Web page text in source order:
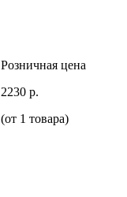
Розничная цена
2230 р.
(от 1 товара)